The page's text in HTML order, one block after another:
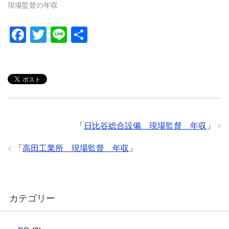
現場監督の年収
F
e
b
k
T
er
Li
「 日比谷総合設備 現場監督 年収 」
「 高田工業所 現場監督 年収 」
カテゴリー